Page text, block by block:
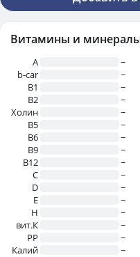
Витамины и
A
~
b-car
~
В1
~
B2
~
Холин
~
B5
~
B6
~
B9
~
B12
~
C
~
D
~
E
~
H
~
вит.К
~
PP
~
Калий
~